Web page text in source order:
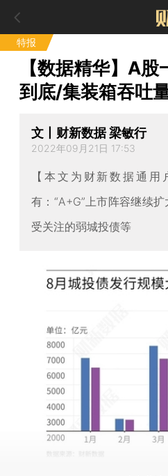
特报
【数据精华】A
到底/集装箱吞吐
文丨财新数据 梁敏行
2022年09月21日 17:53
【本文为财新数据通
有：“A+G”上市阵容继续
受关注的弱城投债等